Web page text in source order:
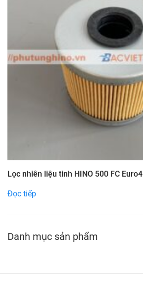
Lọc nhiên liệu tinh HINO 500 FC Euro4
Đọc tiếp
Danh mục sản phẩm